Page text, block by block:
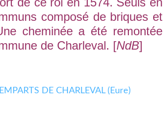
composé de briques et
cheminée a été remontée
de Charleval. [NdB]